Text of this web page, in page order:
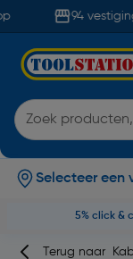
94
Selecteer een
5% click &
Terug naar